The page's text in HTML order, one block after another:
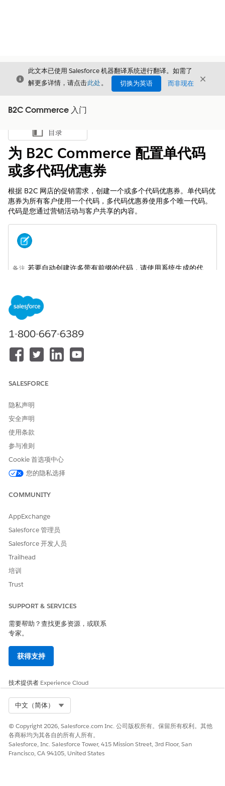
关闭
此文本已使用 Salesforce 机器翻译系统进行翻译。如需了
解更多详情，请点击此处。 切换为英语 而非现在 关闭
B2C Commerce 入门
显示目录
目录
为 B2C Commerce 配置单代码
或多代码优惠券
根据 B2C 网店的促销需求，创建一个或多个代码优惠券。单代码优
惠券为所有客户使用一个代码，多代码优惠券使用多个唯一代码。
代码是您通过营销活动与客户共享的内容。
备注 若要自动创建许多带有前缀的代码，请使用系统生成的代
选择商家工具
在“优惠券”页面，点击
选择优惠券是否区分大小写，这决定了购物者是否可以输入大写
或小写的代码。
无是默认值。
当 B2C Commerce 查找优惠券代码时，它使用站点的默认区域
置特定字符的现有不区分大小写的代码（如土耳其字母
选择优惠券类型。
单一代码（商家定义）。
FREESHIP14，或外部系统生成的代码。为每个站点使用唯
一代码。您可以将单个优惠券与一个或多个促销一起使用。
多个代码（商家定义）。
保存更改。
此时会打开“编辑优惠券”页面。在此页面中，配置常规设置，包
已兑换的优惠券。
系统生成的 B2C Commerce 优惠券代码
1-800-667-6389
SALESFORCE
隐私声明
安全声明
使用条款
参与准则
Cookie 首选项中心
您的隐私选择
COMMUNITY
AppExchange
Salesforce 管理员
Salesforce 开发人员
Trailhead
培训
Trust
SUPPORT & SERVICES
需要帮助？查找更多资源，或联系
专家。
获得支持
技术提供者 Experience Cloud
中文（简体）
© Copyright 2026, Salesforce.com Inc. 公司版权所有。保留所有权利。其他
各商标均为其各自的所有人所有。
Salesforce, Inc. Salesforce Tower, 415 Mission Street, 3rd Floor, San
Francisco, CA 94105, United States